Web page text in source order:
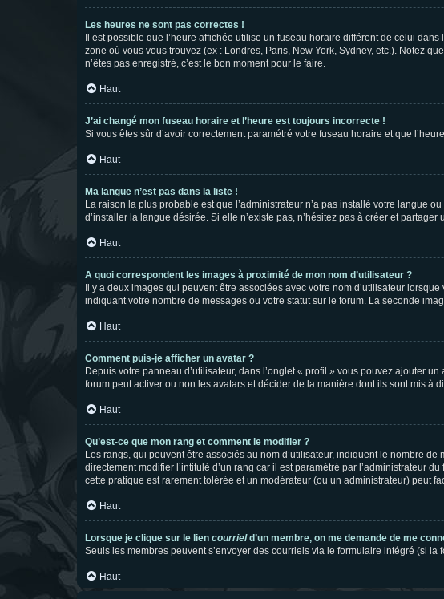
Les heures ne sont pas correctes !
Il est possible que l’heure affichée utilise un fuseau horaire différent de celui
zone où vous vous trouvez (ex : Londres, Paris, New York, Sydney, etc.). Notez
n’êtes pas enregistré, c’est le bon moment pour le faire.
Haut
J’ai changé mon fuseau horaire et l’heure est toujours incorrecte !
Si vous êtes sûr d’avoir correctement paramétré votre fuseau horaire et que
Haut
Ma langue n’est pas dans la liste !
La raison la plus probable est que l’administrateur n’a pas installé votre langue
d’installer la langue désirée. Si elle n’existe pas, n’hésitez pas à créer et
Haut
A quoi correspondent les images à proximité de mon nom d’utilisateur ?
Il y a deux images qui peuvent être associées avec votre nom d’utilisateur
indiquant votre nombre de messages ou votre statut sur le forum. La seconde
Haut
Comment puis-je afficher un avatar ?
Depuis votre panneau d’utilisateur, dans l’onglet « profil » vous pouvez ajouter
forum peut activer ou non les avatars et décider de la manière dont ils sont mis à
Haut
Qu’est-ce que mon rang et comment le modifier ?
Les rangs, qui peuvent être associés au nom d’utilisateur, indiquent le nombre
directement modifier l’intitulé d’un rang car il est paramétré par l’administrateur
cette pratique est rarement tolérée et un modérateur (ou un administrateur) peut
Haut
Lorsque je clique sur le lien courrield’un membre, on me demande de me
Seuls les membres peuvent s’envoyer des courriels via le formulaire intégré (si
Haut